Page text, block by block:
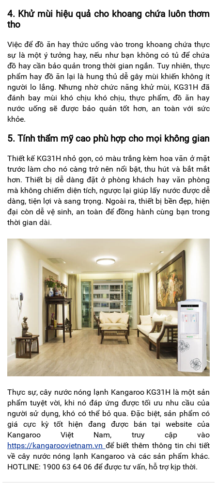
4. Khử mùi hiệu quả cho khoang chứa luôn thơm
tho
Việc để đồ ăn hay thức uống vào trong khoang chứa thực
sự là một ý tưởng hay, nếu như bạn không có tủ để chứa
đồ hay cần bảo quản trong thời gian ngắn. Tuy nhiên, thực
phẩm hay đồ ăn lại là hung thủ dễ gây mùi khiến không ít
người lo lắng. Nhưng nhờ chức năng khử mùi, KG31H đã
đánh bay mùi khó chịu khó chịu, thực phẩm, đồ ăn hay
nước uống sẽ được bảo quản tốt hơn, an toàn với sức
khỏe.
5. Tính thẩm mỹ cao phù hợp cho mọi không gian
Thiết kế KG31H nhỏ gọn, có màu trắng kèm hoa văn ở mặt
trước làm cho nó càng trở nên nổi bật, thu hút và bắt mắt
hơn. Thiết bị dễ dàng đặt ở phòng khách hay văn phòng
mà không chiếm diện tích, ngược lại giúp lấy nước được dễ
dàng, tiện lợi và sang trọng. Ngoài ra, thiết bị bền đẹp, hiện
đại còn dễ vệ sinh, an toàn để đồng hành cùng bạn trong
thời gian dài.
Thực sự, cây nước nóng lạnh Kangaroo KG31H là một sản
phẩm tuyệt vời, khi nó đáp ứng được tối ưu nhu cầu của
người sử dụng, khó có thể bỏ qua. Đặc biệt, sản phẩm có
giá cực kỳ tốt hiện đang được bán tại website của
Kangaroo Việt Nam, truy cập vào
https://kangaroovietnam.vn để biết thêm thông tin chi tiết
về cây nước nóng lạnh Kangaroo và các sản phẩm khác.
HOTLINE: 1900 63 64 06 để được tư vấn, hỗ trợ kịp thời.